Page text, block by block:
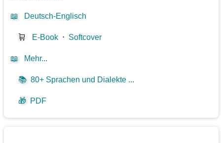
📖 Deutsch-Englisch
🛒 E-Book ⋅ Softcover
📖 Mehr...
📚 80+ Sprachen und Dialekte ...
🎁 PDF